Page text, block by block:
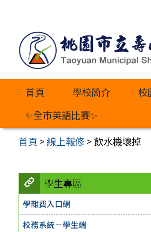
內
首頁 學校簡介 校
✨全市英語比賽✨
首頁 >線上報修>飲水機壞掉
學生專區
學雜費入口網
校務系統－學生端